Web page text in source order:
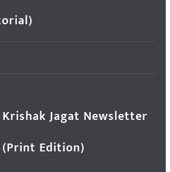
Jagat Newsletter
Edition)